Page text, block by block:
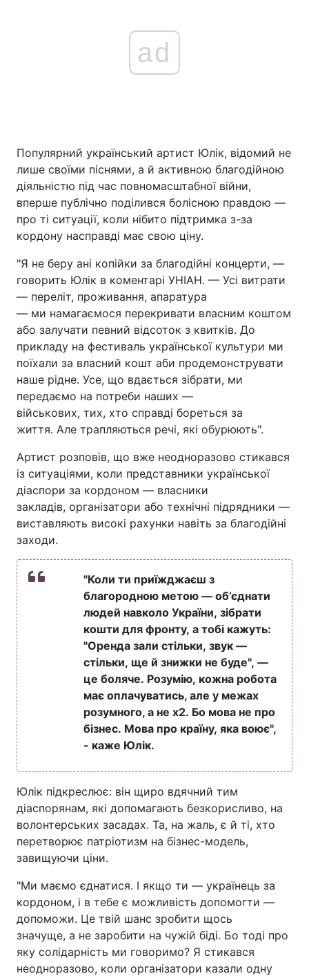
ad
Популярний український артист Юлік, відомий не
лише своїми піснями, а й активною благодійною
діяльністю під час повномасштабної війни,
вперше публічно поділився болісною правдою —
про ті ситуації, коли нібито підтримка з-за
кордону насправді має свою ціну.
"Я не беру ані копійки за благодійні концерти, —
говорить Юлік в коментарі УНІАН. — Усі витрати
— переліт, проживання, апаратура
— ми намагаємося перекривати власним коштом
або залучати певний відсоток з квитків. До
прикладу на фестиваль української культури ми
поїхали за власний кошт аби продемонструвати
наше рідне. Усе, що вдається зібрати, ми
передаємо на потреби наших —
військових, тих, хто справді бореться за
життя. Але трапляються речі, які обурюють".
Артист розповів, що вже неодноразово стикався
із ситуаціями, коли представники української
діаспори за кордоном — власники
закладів, організатори або технічні підрядники —
виставляють високі рахунки навіть за благодійні
заходи.
"Коли ти приїжджаєш з
благородною метою — об’єднати
людей навколо України, зібрати
кошти для фронту, а тобі кажуть:
"Оренда зали стільки, звук —
стільки, ще й знижки не буде", —
це боляче. Розумію, кожна робота
має оплачуватись, але у межах
розумного, а не х2. Бо мова не про
бізнес. Мова про країну, яка воює",
- каже Юлік.
Юлік підкреслює: він щиро вдячний тим
діаспорянам, які допомагають безкорисливо, на
волонтерських засадах. Та, на жаль, є й ті, хто
перетворює патріотизм на бізнес-модель,
завищуючи ціни.
"Ми маємо єднатися. І якщо ти — українець за
кордоном, і в тебе є можливість допомогти —
допоможи. Це твій шанс зробити щось
значуще, а не заробити на чужій біді. Бо тоді про
яку солідарність ми говоримо? Я стикався
неодноразово, коли організатори казали одну